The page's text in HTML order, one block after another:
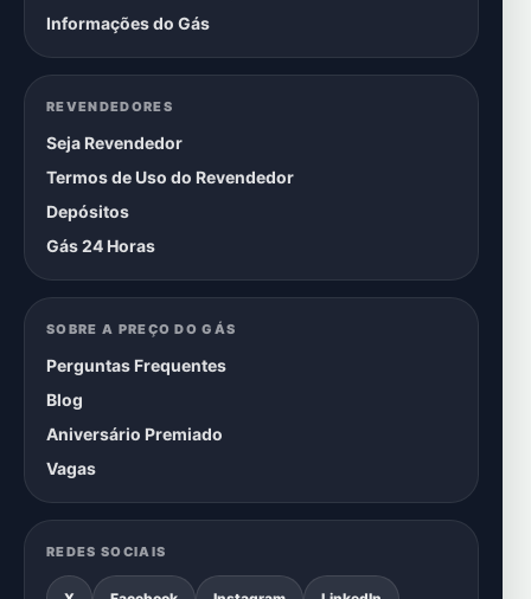
Informações do Gás
REVENDEDORES
Seja Revendedor
Termos de Uso do Revendedor
Depósitos
Gás 24 Horas
SOBRE A PREÇO DO GÁS
Perguntas Frequentes
Blog
Aniversário Premiado
Vagas
REDES SOCIAIS